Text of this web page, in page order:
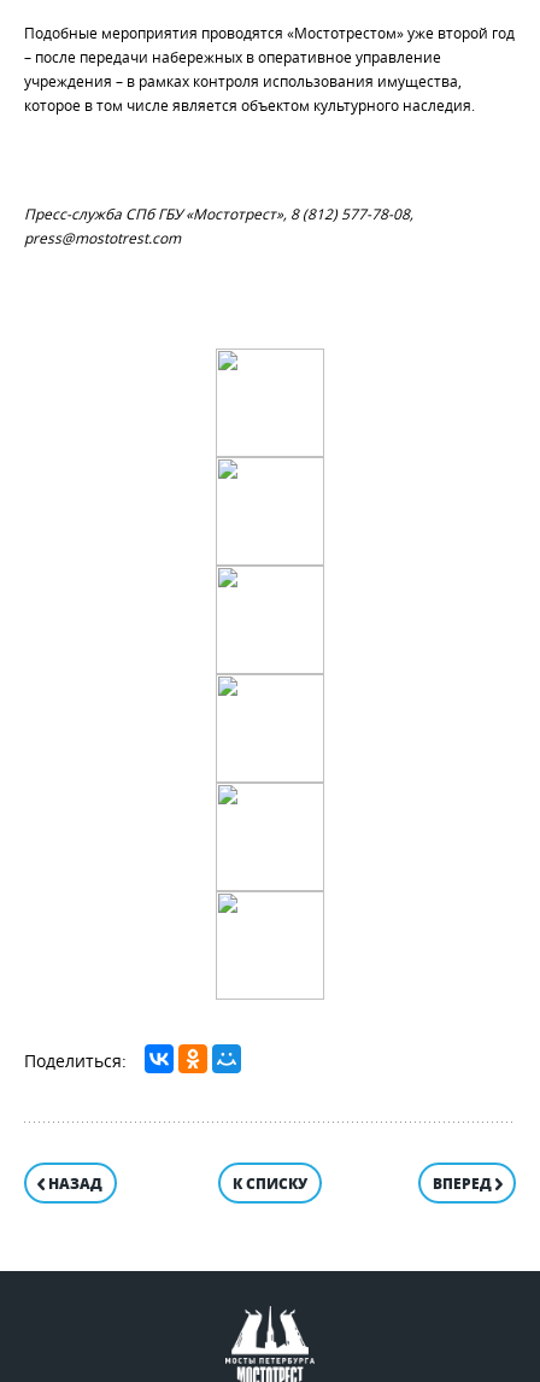
Подобные мероприятия проводятся «Мостотрестом» уже второй год
– после передачи набережных в оперативное управление
учреждения – в рамках контроля использования имущества,
которое в том числе является объектом культурного наследия.
Пресс-служба СПб ГБУ «Мостотрест», 8 (812) 577-78-08,
press@mostotrest.com
НАЗАД К СПИСКУ ВПЕРЕД